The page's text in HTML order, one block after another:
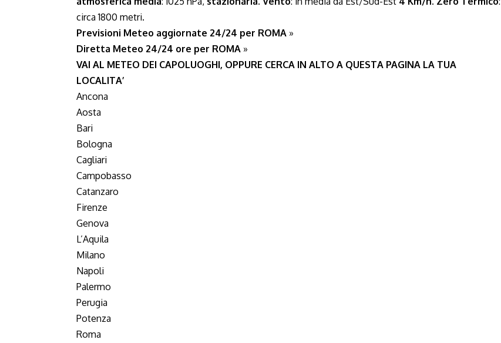
circa 1800 metri.
Previsioni Meteo aggiornate 24/24 per ROMA »
Diretta Meteo 24/24 ore per ROMA »
VAI AL METEO DEI CAPOLUOGHI, OPPURE CERCA IN ALTO A QUESTA PAGINA LA TUA
LOCALITA’
Ancona
Aosta
Bari
Bologna
Cagliari
Campobasso
Catanzaro
Firenze
Genova
L’Aquila
Milano
Napoli
Palermo
Perugia
Potenza
Roma